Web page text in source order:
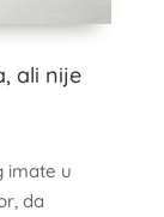
ali nije
imate u
da